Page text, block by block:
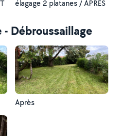
élagage 2 platanes / APRÈS
Débroussaillage
Après